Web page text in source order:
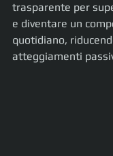
trasparente per
e diventare un
quotidiano,
atteggiamenti